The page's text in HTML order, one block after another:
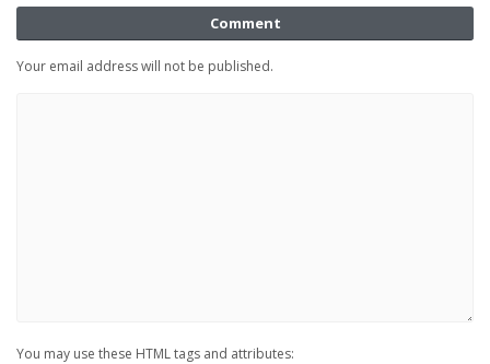
Comment
Your email address will not be published.
You may use these HTML tags and attributes: